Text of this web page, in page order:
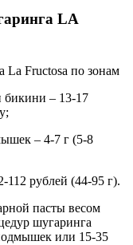
LA
бикини – 13-17
– 4-7 г (5-8
112 рублей (44-95 г).
пасты весом
шугаринга
или 15-35